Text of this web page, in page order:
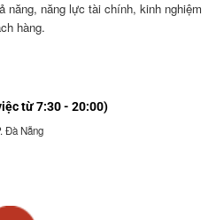
năng, năng lực tài chính, kinh nghiệm
hàng.
từ 7:30 - 20:00)
Đà Nẵng